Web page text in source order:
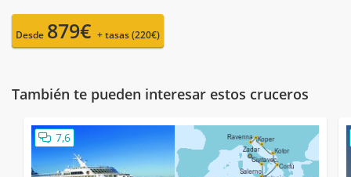
Desde 879€ + tasas (220€)
También te pueden interesar estos cruceros
7,6